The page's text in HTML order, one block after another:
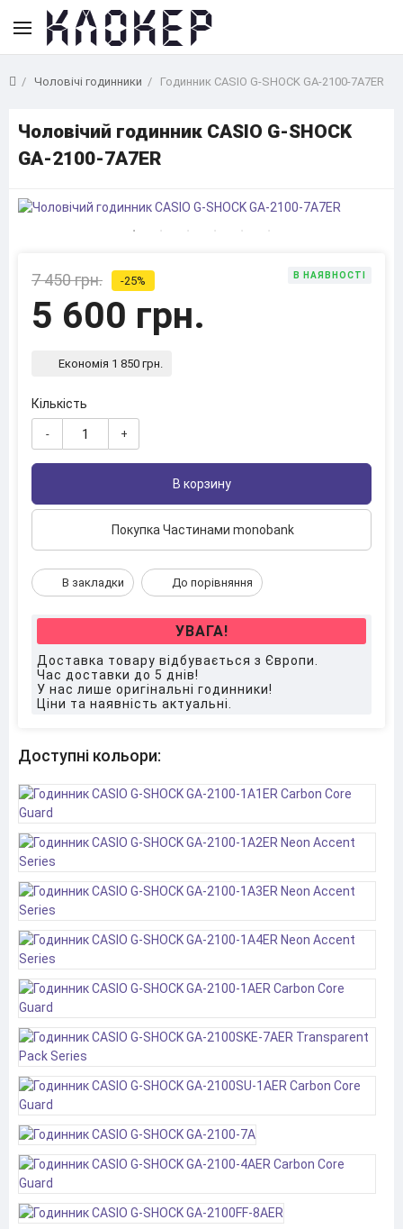
Чоловічі годинники Годинник CASIO G-SHOCK GA-2100-7A7ER
Чоловічий годинник CASIO G-SHOCK
GA-2100-7A7ER
7 450 грн. -25%
5 600 грн.
В НАЯВНОСТІ
Економія 1 850 грн.
Кількість
- +
В корзину
Покупка Частинами monobank
В закладки До порівняння
УВАГА!
Доставка товару відбувається з Європи.
Час доставки до 5 днів!
У нас лише оригінальні годинники!
Ціни та наявність актуальні.
Доступні кольори: